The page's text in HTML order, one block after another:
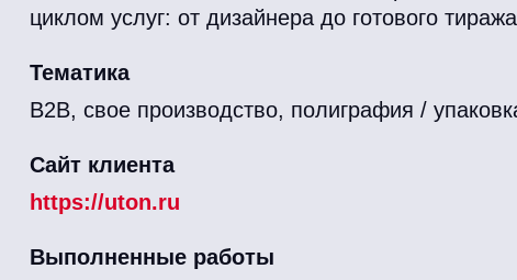
циклом услуг: от дизайнера до готового
Тематика
B2B, свое производство, полиграфия /
Сайт клиента
https://uton.ru
Выполненные работы